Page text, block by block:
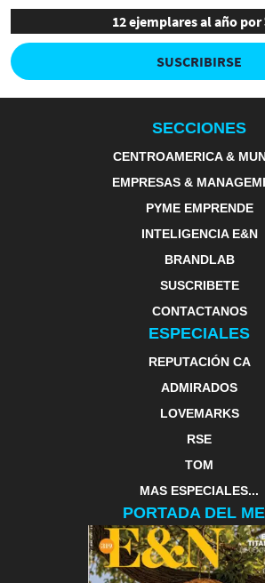
12 ejemplares al año por
SUSCRIBIRSE
SECCIONES
CENTROAMERICA &
EMPRESAS &
PYME EMPRENDE
INTELIGENCIA E&N
BRANDLAB
SUSCRIBETE
CONTACTANOS
ESPECIALES
REPUTACIÓN CA
ADMIRADOS
LOVEMARKS
RSE
TOM
MAS ESPECIALES...
PORTADA DEL